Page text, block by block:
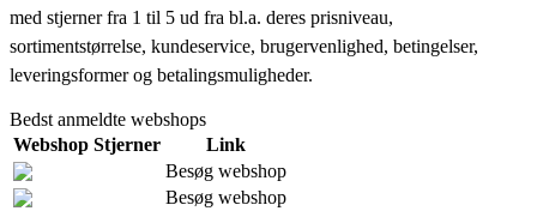
med stjerner fra 1 til 5 ud fra bl.a. deres prisniveau,
sortimentstørrelse, kundeservice, brugervenlighed, betingelser,
leveringsformer og betalingsmuligheder.
Bedst anmeldte webshops
Webshop Stjerner
Link
Besøg webshop
Besøg webshop